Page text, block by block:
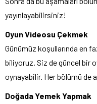
yayınlayabilirsiniz!
Oyun Videosu Çekmek
Günümüz koşullarında en
biliyoruz. Siz de güncel bir
oynayabilir. Her bölümü de
Doğada Yemek Yapmak